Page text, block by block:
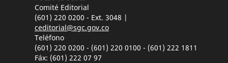
Comité Editorial
(601) 220 0200 - Ext. 3048 |
ceditorial@sgc.gov.co
Teléfono
(601) 220 0200 - (601) 220 0100 - (601) 222 1811
Fáx: (601) 222 07 97